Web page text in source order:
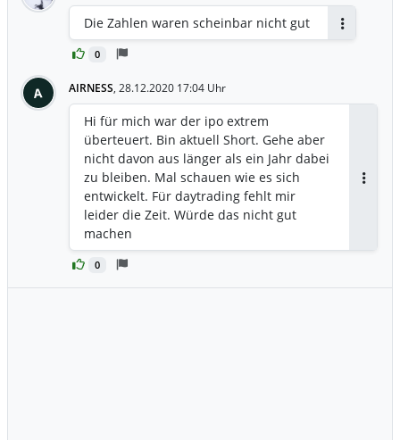
0
Die Zahlen waren scheinbar nicht gut
A AIRNESS, 28.12.2020 17:04 Uhr
0
Hi für mich war der ipo extrem
überteuert. Bin aktuell Short. Gehe aber
nicht davon aus länger als ein Jahr dabei
zu bleiben. Mal schauen wie es sich
entwickelt. Für daytrading fehlt mir
leider die Zeit. Würde das nicht gut
machen